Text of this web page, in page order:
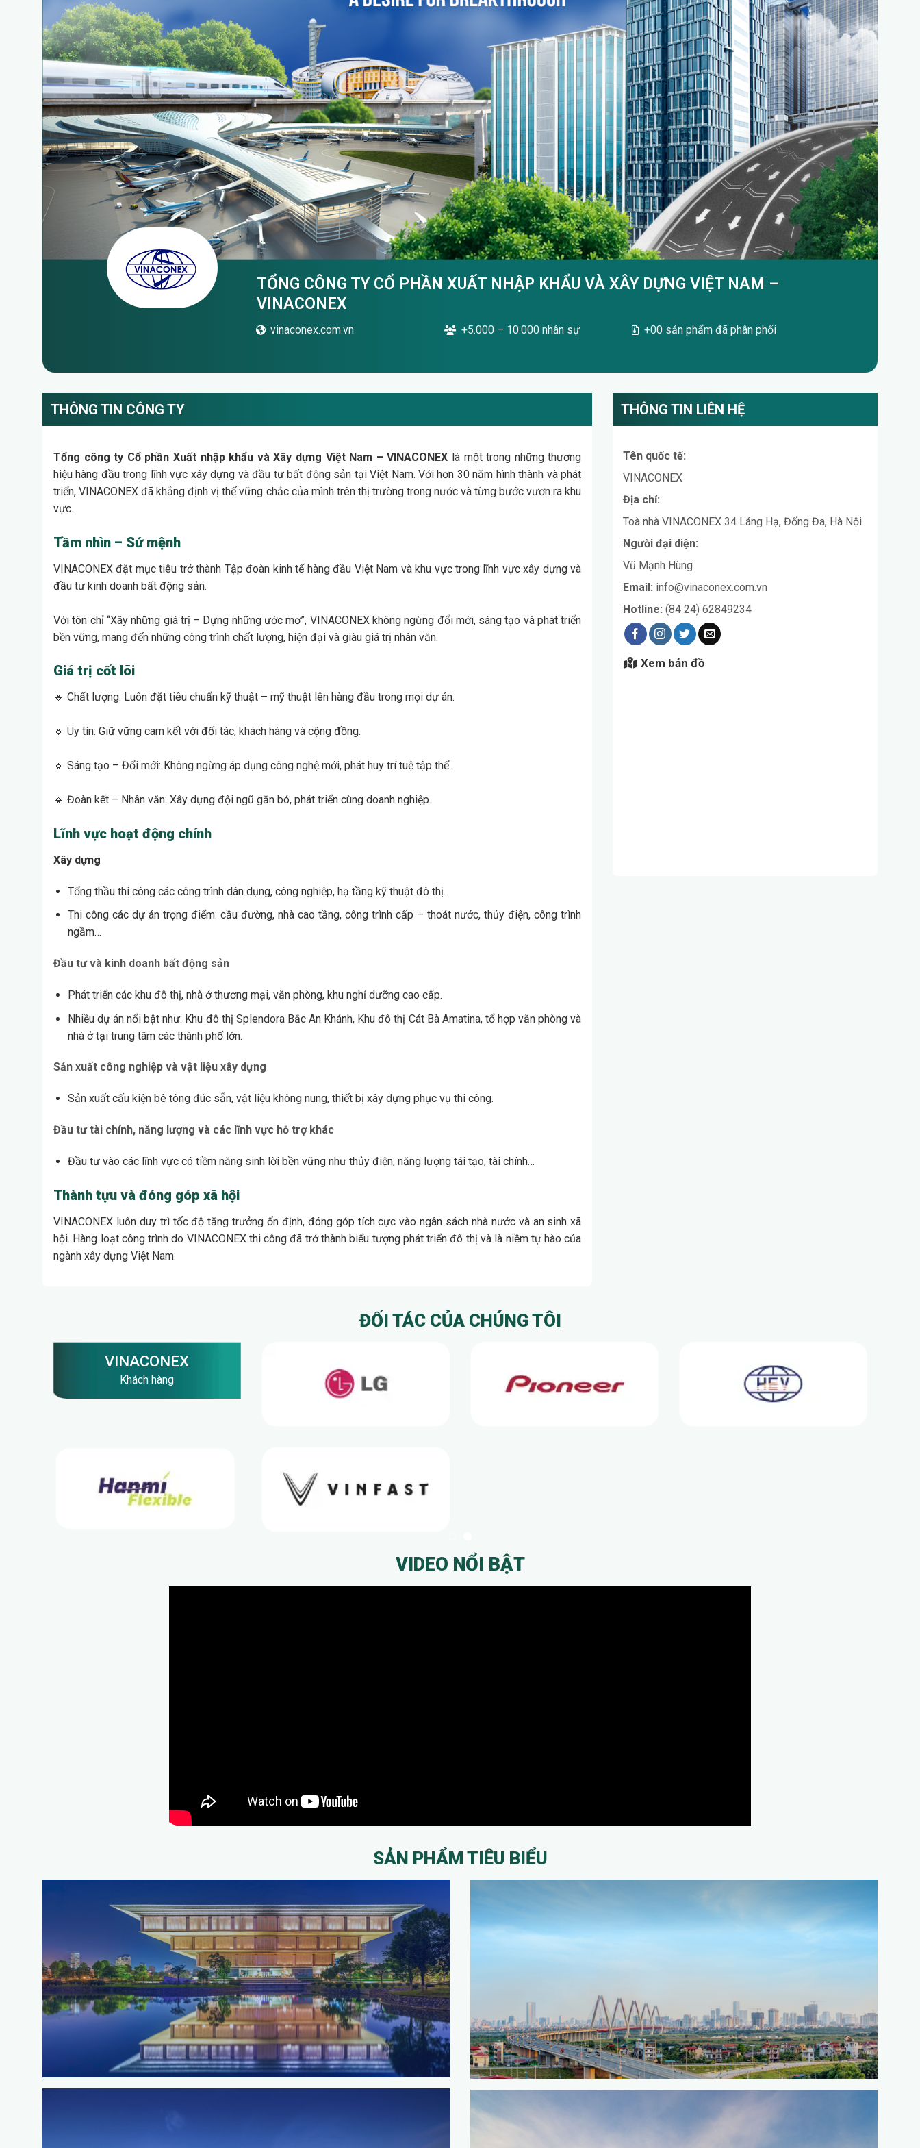
TỔNG CÔNG TY CỔ PHẦN XUẤT NHẬP KHẨU VÀ XÂY DỰNG VIỆT NAM –
VINACONEX
vinaconex.com.vn +5.000 – 10.000 nhân sự +00 sản phẩm đã phân phối
THÔNG TIN CÔNG TY
Tổng công ty Cổ phần Xuất nhập khẩu và Xây dựng Việt Nam – VINACONEX là một trong những thương
hiệu hàng đầu trong lĩnh vực xây dựng và đầu tư bất động sản tại Việt Nam. Với hơn 30 năm hình thành và phát
triển, VINACONEX đã khẳng định vị thế vững chắc của mình trên thị trường trong nước và từng bước vươn ra khu
vực.
Tầm nhìn – Sứ mệnh
VINACONEX đặt mục tiêu trở thành Tập đoàn kinh tế hàng đầu Việt Nam và khu vực trong lĩnh vực xây dựng và
đầu tư kinh doanh bất động sản.
Với tôn chỉ “Xây những giá trị – Dựng những ước mơ”, VINACONEX không ngừng đổi mới, sáng tạo và phát triển
bền vững, mang đến những công trình chất lượng, hiện đại và giàu giá trị nhân văn.
Giá trị cốt lõi
🔹 Chất lượng: Luôn đặt tiêu chuẩn kỹ thuật – mỹ thuật lên hàng đầu trong mọi dự án.
🔹 Uy tín: Giữ vững cam kết với đối tác, khách hàng và cộng đồng.
🔹 Sáng tạo – Đổi mới: Không ngừng áp dụng công nghệ mới, phát huy trí tuệ tập thể.
🔹 Đoàn kết – Nhân văn: Xây dựng đội ngũ gắn bó, phát triển cùng doanh nghiệp.
Lĩnh vực hoạt động chính
Xây dựng
Tổng thầu thi công các công trình dân dụng, công nghiệp, hạ tầng kỹ thuật đô thị.
Thi công các dự án trọng điểm: cầu đường, nhà cao tầng, công trình cấp – thoát nước, thủy điện, công trình
ngầm…
Đầu tư và kinh doanh bất động sản
Phát triển các khu đô thị, nhà ở thương mại, văn phòng, khu nghỉ dưỡng cao cấp.
Nhiều dự án nổi bật như: Khu đô thị Splendora Bắc An Khánh, Khu đô thị Cát Bà Amatina, tổ hợp văn phòng và
nhà ở tại trung tâm các thành phố lớn.
Sản xuất công nghiệp và vật liệu xây dựng
Sản xuất cấu kiện bê tông đúc sẵn, vật liệu không nung, thiết bị xây dựng phục vụ thi công.
Đầu tư tài chính, năng lượng và các lĩnh vực hỗ trợ khác
Đầu tư vào các lĩnh vực có tiềm năng sinh lời bền vững như thủy điện, năng lượng tái tạo, tài chính…
Thành tựu và đóng góp xã hội
VINACONEX luôn duy trì tốc độ tăng trưởng ổn định, đóng góp tích cực vào ngân sách nhà nước và an sinh xã
hội. Hàng loạt công trình do VINACONEX thi công đã trở thành biểu tượng phát triển đô thị và là niềm tự hào của
ngành xây dựng Việt Nam.
THÔNG TIN LIÊN HỆ
Tên quốc tế:
VINACONEX
Địa chỉ:
Toà nhà VINACONEX 34 Láng Hạ, Đống Đa, Hà Nội
Người đại diện:
Vũ Mạnh Hùng
Email: info@vinaconex.com.vn
Hotline:(84 24) 62849234
Xem bản đồ
ĐỐI TÁC CỦA CHÚNG TÔI
VINACONEX
Đối tác
VIDEO NỔI BẬT
SẢN PHẨM TIÊU BIỂU